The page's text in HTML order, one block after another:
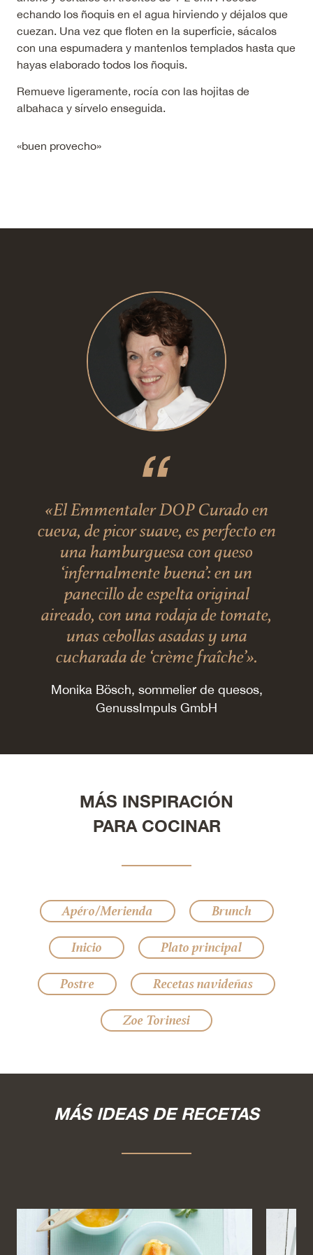
echando los ñoquis en el agua hirviendo y déjalos que
cuezan. Una vez que floten en la superficie, sácalos
con una espumadera y mantenlos templados hasta que
hayas elaborado todos los ñoquis.
Remueve ligeramente, rocía con las hojitas de
albahaca y sírvelo enseguida.
«buen provecho»
«El Emmentaler DOP Curado en
cueva, de picor suave, es perfecto en
una hamburguesa con queso
‘infernalmente buena’: en un
panecillo de espelta original
aireado, con una rodaja de tomate,
unas cebollas asadas y una
cucharada de ‘crème fraîche’».
Monika Bösch, sommelier de quesos,
GenussImpuls GmbH
MÁS INSPIRACIÓN
PARA COCINAR
Apéro/Merienda
Brunch
Inicio
Plato principal
Postre
Recetas navideñas
Zoe Torinesi
MÁS IDEAS DE RECETAS